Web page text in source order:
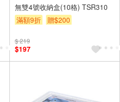
無雙4號收納盒(10格) TSR310
滿額9折
贈$200
$ 219
$197